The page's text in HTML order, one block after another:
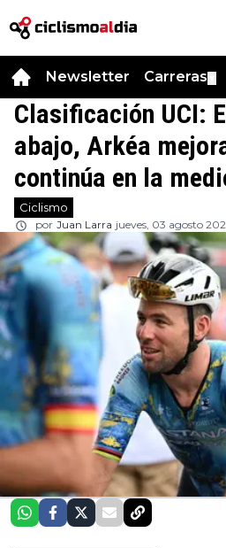
Newsletter Carreras
Clasificación UCI:
abajo, Arkéa
continúa en la
Ciclismo
por Juan Larra jueves, 03 agosto